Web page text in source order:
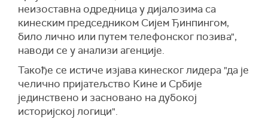
неизоставна одредница у дијалозима са
кинеским председником Сијем Ђинпингом,
било лично или путем телефонског позива",
наводи се у анализи агенције.
Такође се истиче изјава кинеског лидера "да је
челично пријатељство Кине и Србије
јединствено и засновано на дубокој
историјској логици".